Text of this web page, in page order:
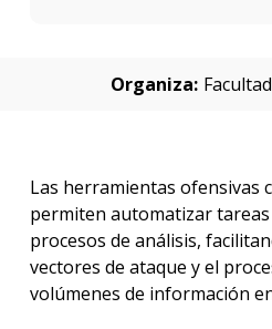
Organiza:
Las herramientas ofensivas
permiten automatizar
procesos de análisis,
vectores de ataque y el
volúmenes de información